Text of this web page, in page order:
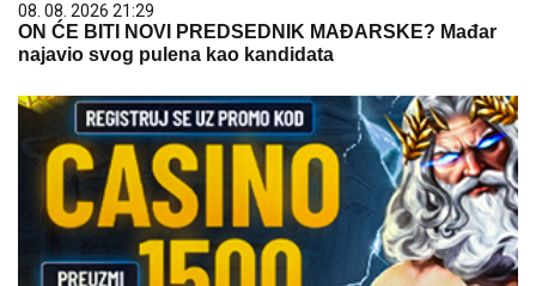
08. 08. 2026 21:29
ON ĆE BITI NOVI PREDSEDNIK MAĐARSKE? Mađar
najavio svog pulena kao kandidata